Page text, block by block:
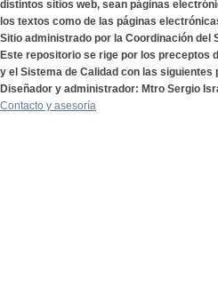
distintos sitios web, sean páginas
los textos como de las páginas
Sitio administrado por la Coordinación del
Este repositorio se rige por los preceptos
y el Sistema de Calidad con las siguientes
Diseñador y administrador: Mtro Sergio
Contacto y asesoría